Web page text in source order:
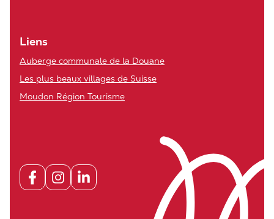
Liens
Auberge communale de la Douane
Les plus beaux villages de Suisse
Moudon Région Tourisme